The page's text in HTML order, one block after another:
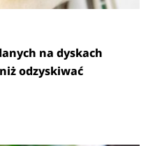
na dyskach
odzyskiwać